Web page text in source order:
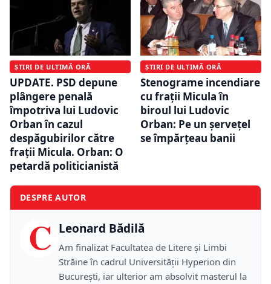
ȘTIRI DE ULTIMĂ ORĂ
UPDATE. PSD depune
plângere penală
împotriva lui Ludovic
Orban în cazul
despăgubirilor către
frații Micula. Orban: O
petardă politicianistă
ȘTIRI DE ULTIMĂ ORĂ
Stenograme incendiare
cu frații Micula în
biroul lui Ludovic
Orban: Pe un șervețel
se împărțeau banii
DESPRE AUTOR
C Leonard Bădilă
Am finalizat Facultatea de Litere și Limbi
Străine în cadrul Universității Hyperion din
București, iar ulterior am absolvit masterul la